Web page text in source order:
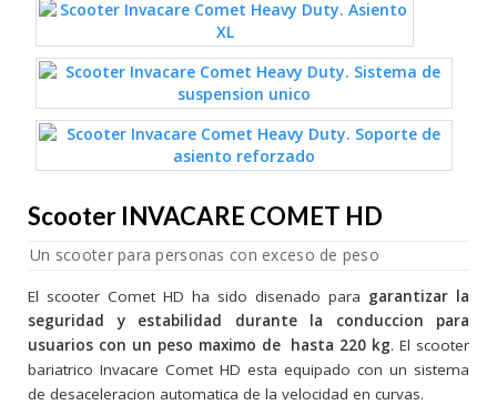
Scooter INVACARE COMET HD
Un scooter para personas con exceso de peso
El scooter Comet HD ha sido disenado para garantizar la
seguridad y estabilidad durante la conduccion para
usuarios con un peso maximo de hasta 220 kg. El scooter
bariatrico Invacare Comet HD esta equipado con un sistema
de desaceleracion automatica de la velocidad en curvas.